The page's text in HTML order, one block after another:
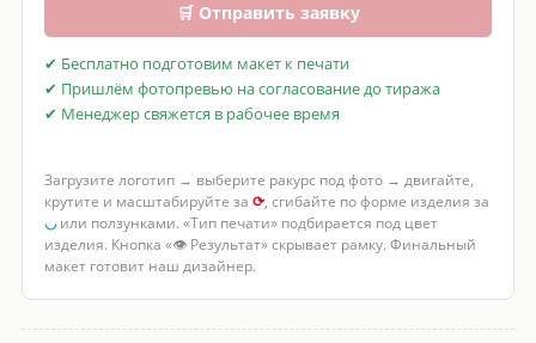
🛒 Отправить заявку
✔ Бесплатно подготовим макет к печати
✔ Пришлём фотопревью на согласование до тиража
✔ Менеджер свяжется в рабочее время
Загрузите логотип → выберите ракурс под фото → двигайте,
крутите и масштабируйте за ⟳, сгибайте по форме изделия за
◡или ползунками. «Тип печати» подбирается под цвет
изделия. Кнопка «👁 Результат» скрывает рамку. Финальный
макет готовит наш дизайнер.